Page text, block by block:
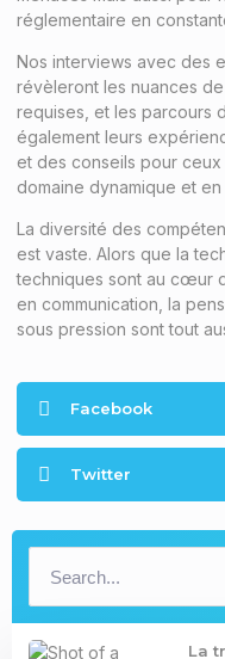
réglementaire en
Nos interviews avec des
révèleront les nuances
requises, et les parcours
également leurs
et des conseils pour
domaine dynamique et
La diversité des
est vaste. Alors que la
techniques sont au cœur
en communication, la
sous pression sont tout
Facebook
Twitter
La